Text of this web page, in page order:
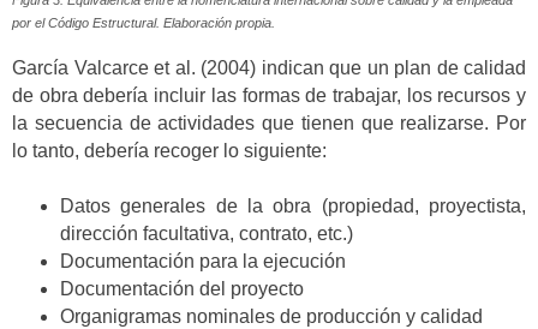
por el Código Estructural. Elaboración propia.
García Valcarce et al. (2004) indican que un plan de calidad
de obra debería incluir las formas de trabajar, los recursos y
la secuencia de actividades que tienen que realizarse. Por
lo tanto, debería recoger lo siguiente:
Datos generales de la obra (propiedad, proyectista,
dirección facultativa, contrato, etc.)
Documentación para la ejecución
Documentación del proyecto
Organigramas nominales de producción y calidad